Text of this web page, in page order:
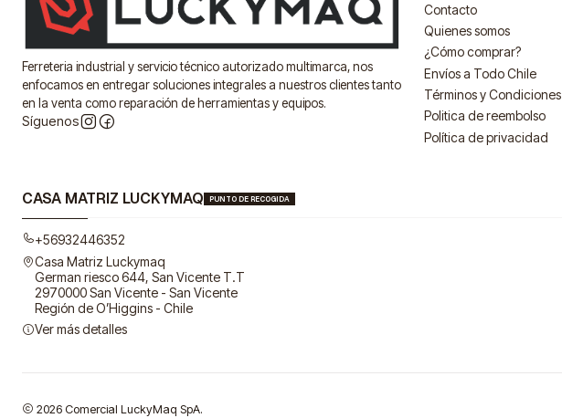
Ferreteria industrial y servicio técnico autorizado multimarca, nos
enfocamos en entregar soluciones integrales a nuestros clientes tanto
en la venta como reparación de herramientas y equipos.
Síguenos
Contacto
Quienes somos
¿Cómo comprar?
Envíos a Todo Chile
Términos y Condiciones
Politica de reembolso
Política de privacidad
CASA MATRIZ LUCKYMAQ PUNTO DE RECOGIDA
+56932446352
Casa Matriz Luckymaq
German riesco 644, San Vicente T.T
2970000 San Vicente - San Vicente
Región de O’Higgins - Chile
Ver más detalles
2026 Comercial LuckyMaq SpA.